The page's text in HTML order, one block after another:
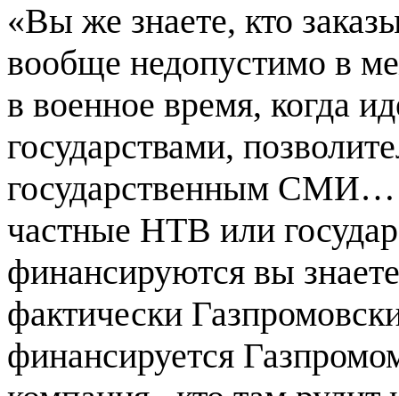
«Вы же знаете, кто
вообще недопустимо в
в военное время, когда
государствами,
государственным
частные НТВ или
финансируются вы
фактически
финансируется